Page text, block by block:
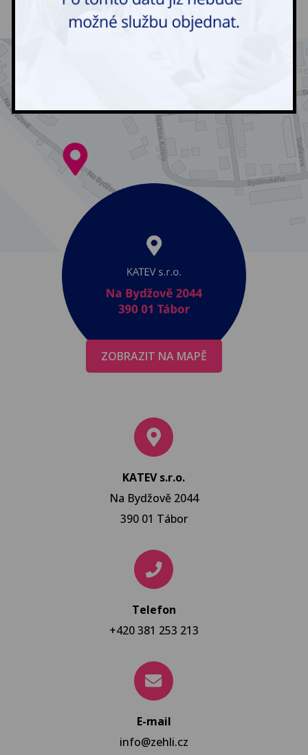
ZOBRAZIT NA MAPĚ
KATEV s.r.o.
Na Bydžově 2044
390 01 Tábor
Telefon
+420 381 253 213
E-mail
info@zehli.cz